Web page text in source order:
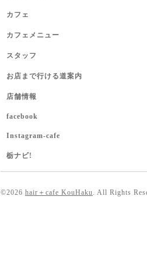
カフェ
カフェメニュー
スタッフ
お店まで行ける道案内
店舗情報
facebook
Instagram-cafe
栃ナビ!
©2026 hair＋cafe KouHaku. All Rights